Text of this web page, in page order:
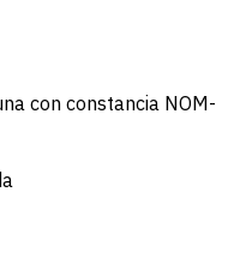
con constancia NOM-